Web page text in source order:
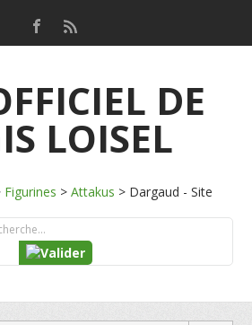
DE
LOISEL
Figurines > Attakus > Dargaud - Site